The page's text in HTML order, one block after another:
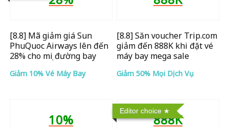
[8.8] Mã giảm giá Sun
PhuQuoc Airways lên đến
28% cho mọi đường bay
Giảm 10% Vé Máy Bay
[8.8] Săn voucher Trip.com
giảm đến 888K khi đặt vé
máy bay mega sale
Giảm 50% Mọi Dịch Vụ
10%
Editor choice
888K